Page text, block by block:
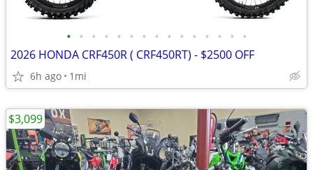
• • • • • • • • • • • • • • •
2026 HONDA CRF450R ( CRF450RT) - $2500 OFF
6h ago 1mi
$3,099